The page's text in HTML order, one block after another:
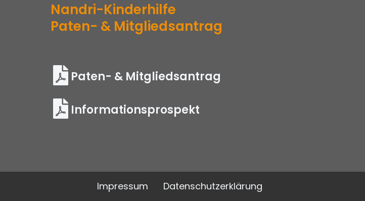
Nandri-Kinderhilfe
Paten- & Mitgliedsantrag
Paten- & Mitgliedsantrag
Informationsprospekt
Impressum Datenschutzerklärung